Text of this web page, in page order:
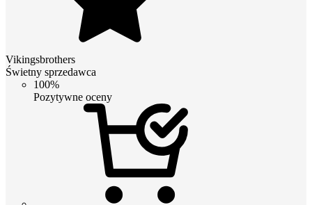
Vikingsbrothers
Świetny sprzedawca
100%
Pozytywne oceny